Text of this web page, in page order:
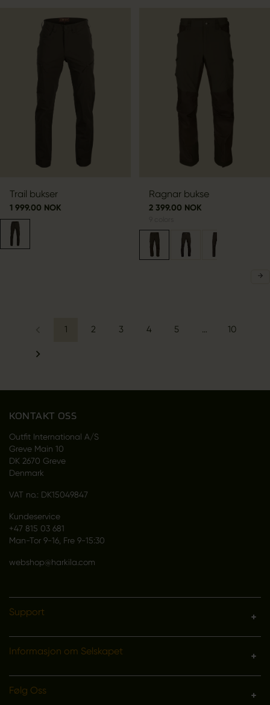
Trail bukser
1 999.00 NOK
Ragnar bukse
2 399.00 NOK
1 2 3 4 5 … 10
KONTAKT OSS
Outfit International A/S
Greve Main 10
DK 2670 Greve
Denmark
VAT no.: DK15049847
Kundeservice
+47 815 03 681
Man-Tor 9-16, Fre 9-15:30
webshop@harkila.com
Support
Informasjon om Selskapet
Følg Oss